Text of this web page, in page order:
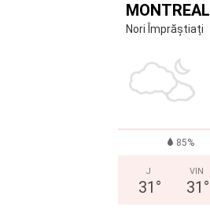
MONTREAL
Nori Împrăștiați
85%
J
31 °
VIN
31 °